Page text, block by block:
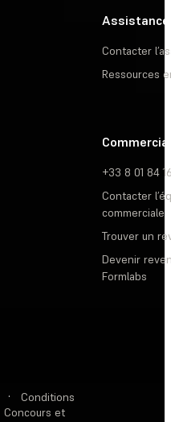
Assistance
Contacter
Ressources
Commercial
+33 8 01 84
Contacter
commerciale
Trouver un
Devenir
Formlabs
·
Conditions
Concours et